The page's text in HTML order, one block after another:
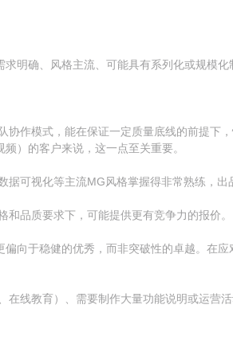
明确、风格主流、可能具有系列化或规模化
作模式，能在保证一定质量底线的前提下
）的客户来说，这一点至关重要。
可视化等主流MG风格掌握得非常熟练，出
品质要求下，可能提供更有竞争力的报价。
向于稳健的优秀，而非突破性的卓越。在
线教育）、需要制作大量功能说明或运营